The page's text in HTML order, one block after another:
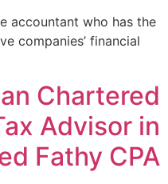
accountant who has the
companies’ financial
Chartered
Advisor in
Fathy CPA